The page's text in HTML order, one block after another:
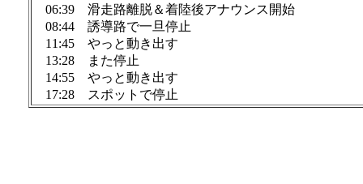
06:39 滑走路離脱＆着陸後アナウンス開始
08:44 誘導路で一旦停止
11:45 やっと動き出す
13:28 また停止
14:55 やっと動き出す
17:28 スポットで停止